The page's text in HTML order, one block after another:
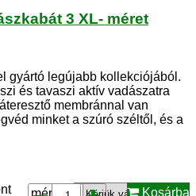
3 XL- méret
gyártó legújabb kollekciójából.
és tavaszi aktív vadászatra
membránnal van
minket a szúró széltől, és a
méret*: Kosárba